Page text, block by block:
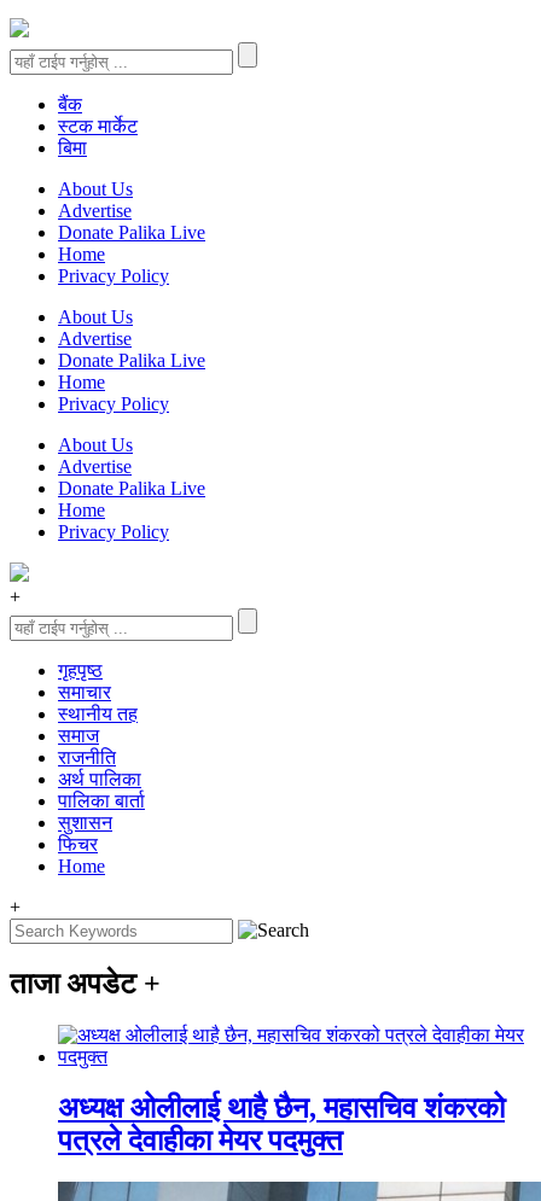
बैंक
स्टक मार्केट
बिमा
About Us
Advertise
Donate Palika Live
Home
Privacy Policy
About Us
Advertise
Donate Palika Live
Home
Privacy Policy
About Us
Advertise
Donate Palika Live
Home
Privacy Policy
+
गृहपृष्‍ठ
समाचार
स्थानीय तह
समाज
राजनीति
अर्थ पालिका
पालिका बार्ता
सुशासन
फिचर
Home
+
ताजा अपडेट +
अध्यक्ष ओलीलाई थाहै छैन, महासचिव शंकरको
पत्रले देवाहीका मेयर पदमुक्त